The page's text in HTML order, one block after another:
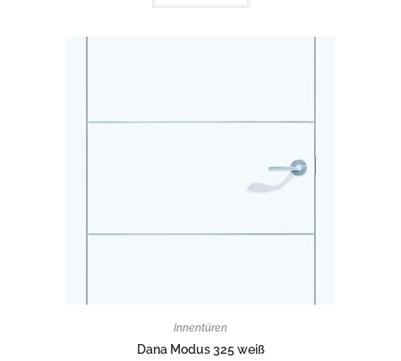
Innentüren
Dana Modus 325 weiß